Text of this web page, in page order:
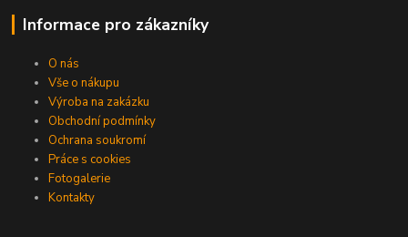
Informace pro zákazníky
O nás
Vše o nákupu
Výroba na zakázku
Obchodní podmínky
Ochrana soukromí
Práce s cookies
Fotogalerie
Kontakty